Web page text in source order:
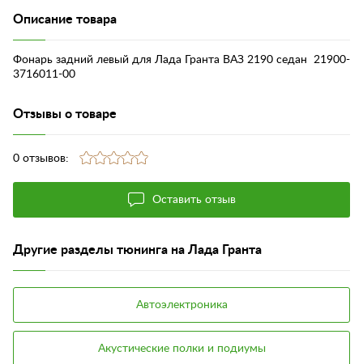
Описание товара
Фонарь задний левый для Лада Гранта ВАЗ 2190 седан 21900-
3716011-00
Отзывы о товаре
0 отзывов:
Оставить отзыв
Другие разделы тюнинга на Лада Гранта
Автоэлектроника
Акустические полки и подиумы